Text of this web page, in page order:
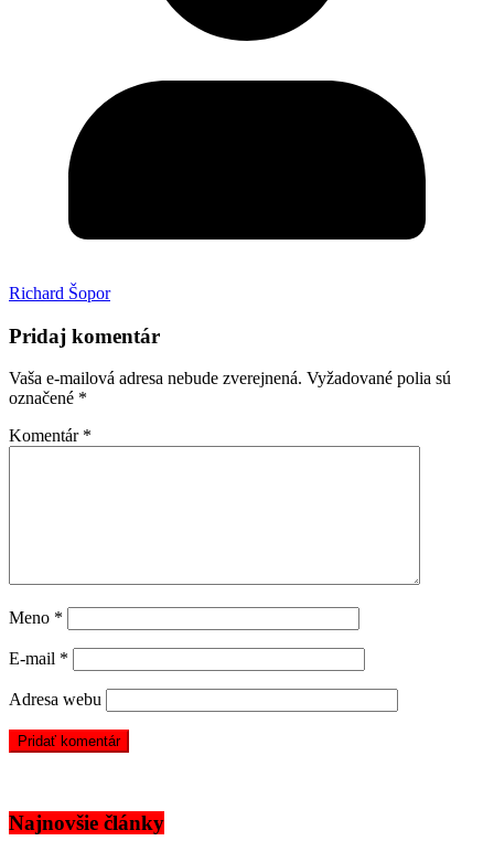
Richard Šopor
Pridaj komentár
Vaša e-mailová adresa nebude zverejnená. Vyžadované polia sú
označené *
Komentár *
Meno *
E-mail *
Adresa webu
Najnovšie články